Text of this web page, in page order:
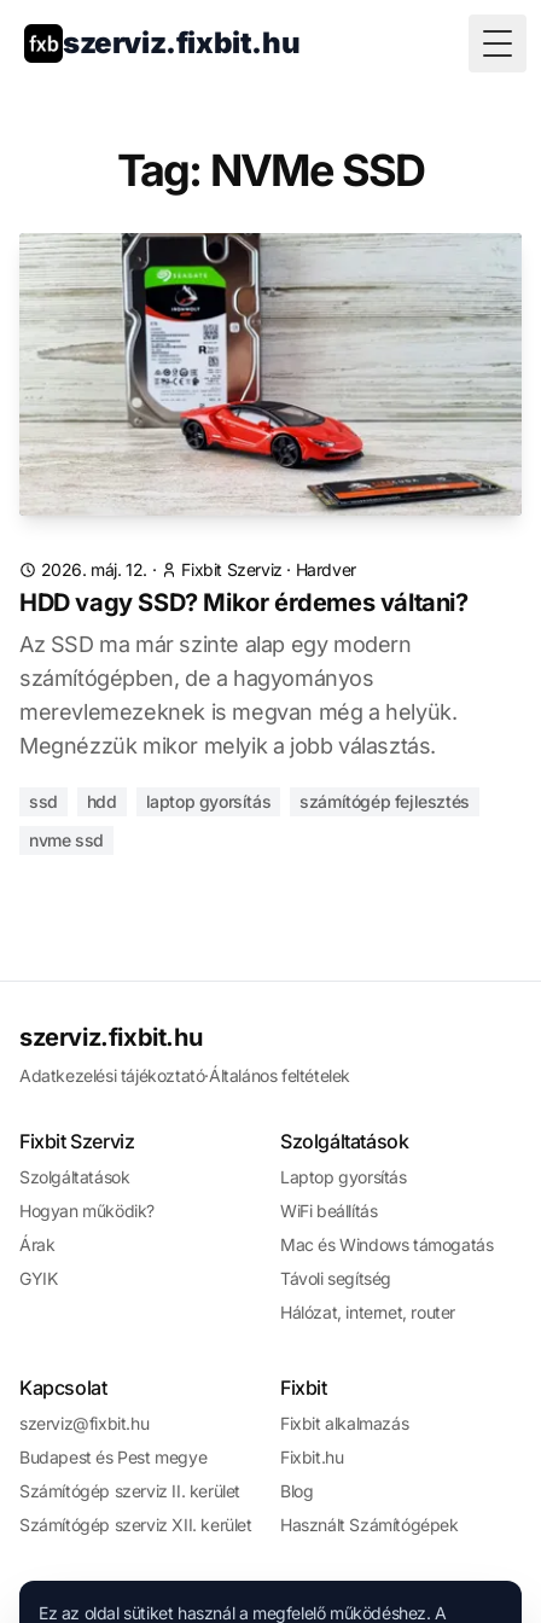
szerviz.fixbit.hu
Tag: NVMe SSD
2026. máj. 12. · Fixbit Szerviz · Hardver
HDD vagy SSD? Mikor érdemes váltani?
Az SSD ma már szinte alap egy modern
számítógépben, de a hagyományos
merevlemezeknek is megvan még a helyük.
Megnézzük mikor melyik a jobb választás.
ssd hdd laptop gyorsítás
számítógép fejlesztés
nvme ssd
szerviz.fixbit.hu
Adatkezelési tájékoztató·Általános feltételek
Fixbit Szerviz
Szolgáltatások
Hogyan működik?
Árak
GYIK
Szolgáltatások
Laptop gyorsítás
WiFi beállítás
Mac és Windows támogatás
Távoli segítség
Hálózat, internet, router
Kapcsolat
szerviz@fixbit.hu
Budapest és Pest megye
Számítógép szerviz II. kerület
Számítógép szerviz XII. kerület
Fixbit
Fixbit alkalmazás
Fixbit.hu
Blog
Használt Számítógépek
Ez az oldal sütiket használ a megfelelő működéshez. A